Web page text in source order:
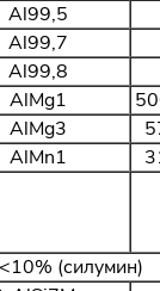
Al99,5
Al99,7
Al99,8
AlMg1
AlMg3
AlMn1
(силумин)